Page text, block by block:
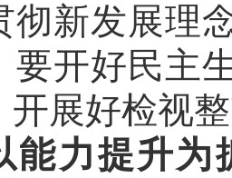
彻新发展理
要开好民主
开展好检视
能力提升为